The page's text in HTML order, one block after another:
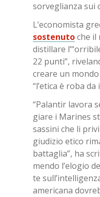
sor­ve­glian­za sui
L’e­co­no­mi­sta
so­ste­nu­toche il
di­stil­la­re
22 pun­ti”,
crea­re un
“l’e­ti­ca è roba da
“Pa­lan­tir la­vo­ra
gia­re i Ma­ri­nes
sas­si­ni che li
giu­di­zio eti­co
bat­ta­glia”, ha
men­do l’e­lo­gio
te
ame­ri­ca­na